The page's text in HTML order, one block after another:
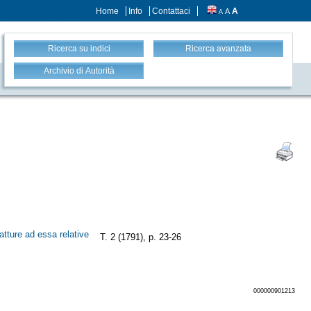
Home Info Contattaci A A A
Ricerca su indici Ricerca avanzata
Archivio di Autorità